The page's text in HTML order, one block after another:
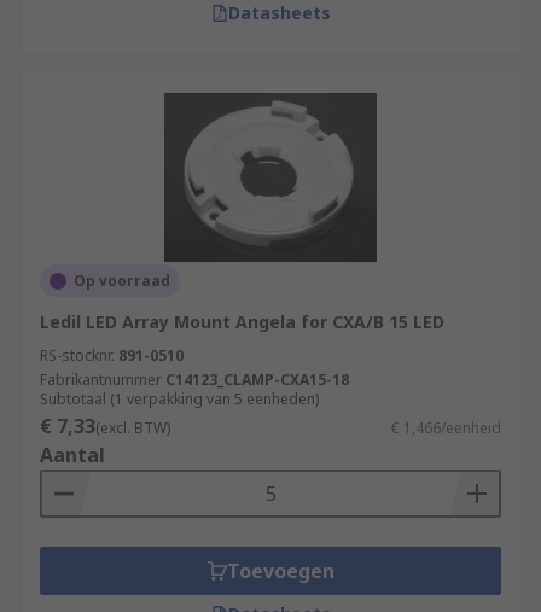
Datasheets
Op voorraad
Ledil LED Array Mount Angela for CXA/B 15 LED
RS-stocknr. 891-0510
Fabrikantnummer C14123_CLAMP-CXA15-18
Subtotaal (1 verpakking van 5 eenheden)
€ 7,33(excl. BTW) € 1,466/eenheid
Aantal
Toevoegen